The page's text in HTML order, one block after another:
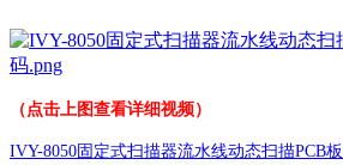
（点击上图查看详细视频）
IVY-8050固定式扫描器流水线动态扫描PCB